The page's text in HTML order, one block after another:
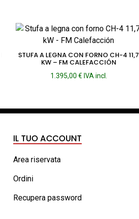
STUFA A LEGNA CON FORNO CH-4 11,7
KW – FM CALEFACCIÓN
1.395,00 € IVA incl.
IL TUO ACCOUNT
Area riservata
Ordini
Recupera password